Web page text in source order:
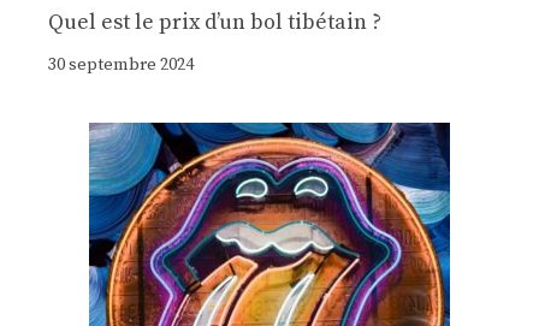
Quel est le prix d’un bol tibétain ?
30 septembre 2024